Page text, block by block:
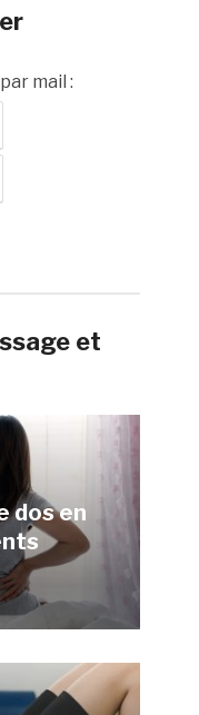
mail :
et
dos en